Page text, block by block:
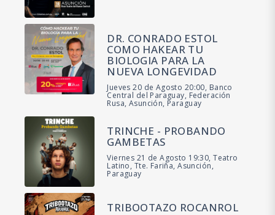
DR. CONRADO ESTOL
COMO HAKEAR TU
BIOLOGIA PARA LA
NUEVA LONGEVIDAD
Jueves 20 de Agosto 20:00, Banco
Central del Paraguay, Federación
Rusa, Asunción, Paraguay
TRINCHE - PROBANDO
GAMBETAS
Viernes 21 de Agosto 19:30, Teatro
Latino, Tte. Fariña, Asunción,
Paraguay
TRIBOOTAZO ROCANROL